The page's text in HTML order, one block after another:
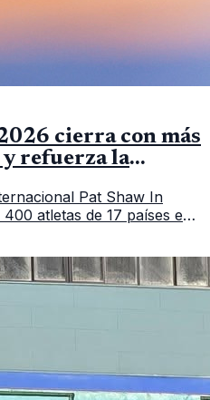
cierra con más
refuerza la
Pat Shaw In
atletas de 17 países en
balance oficial de CDAG.